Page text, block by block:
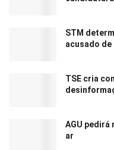
STM
acusado
TSE cria
AGU
ar